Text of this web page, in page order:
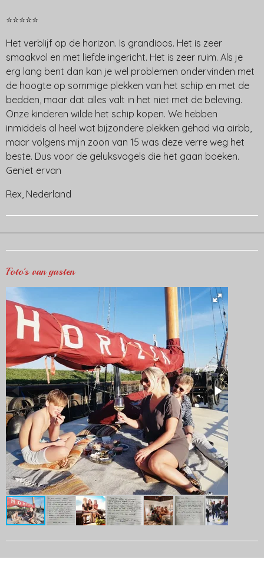
⭐⭐⭐⭐⭐
Het verblijf op de horizon. Is grandioos. Het is zeer
smaakvol en met liefde ingericht. Het is zeer ruim. Als je
erg lang bent dan kan je wel problemen ondervinden met
de hoogte op sommige plekken van het schip en met de
bedden, maar dat alles valt in het niet met de beleving.
Onze kinderen wilde het schip kopen. We hebben
inmiddels al heel wat bijzondere plekken gehad via airbb,
maar volgens mijn zoon van 15 was deze verre weg het
beste. Dus voor de geluksvogels die het gaan boeken.
Geniet ervan
Rex, Nederland
Foto's van gasten